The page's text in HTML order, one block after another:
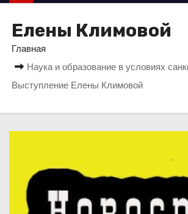
Елены Климовой
Главная
Наука и образование в условиях
Выступление Елены Климовой